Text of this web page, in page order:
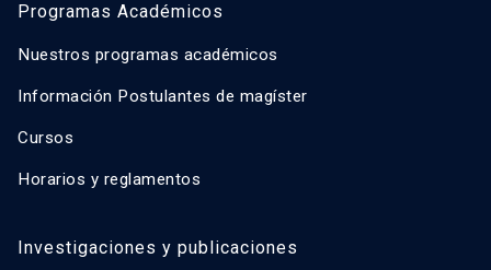
Programas Académicos
Nuestros programas académicos
Información Postulantes de magíster
Cursos
Horarios y reglamentos
Investigaciones y publicaciones